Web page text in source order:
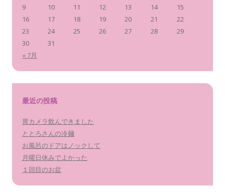
« 7月
9
10 11 12 13 14
15
16
17 18 19 20 21
22
23
24 25 26 27 28
29
30
31
最近の投稿
胃カメラ飲んできました
ととろさんの冷麺
お風呂のドアはノックして
月曜日休みでよかった
１回目のお盆